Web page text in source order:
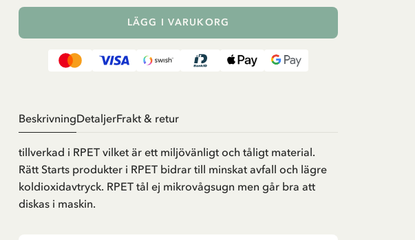
LÄGG I VARUKORG
BeskrivningDetaljerFrakt & retur
tillverkad i RPET vilket är ett miljövänligt och tåligt material.
Rätt Starts produkter i RPET bidrar till minskat avfall och lägre
koldioxidavtryck. RPET tål ej mikrovågsugn men går bra att
diskas i maskin.